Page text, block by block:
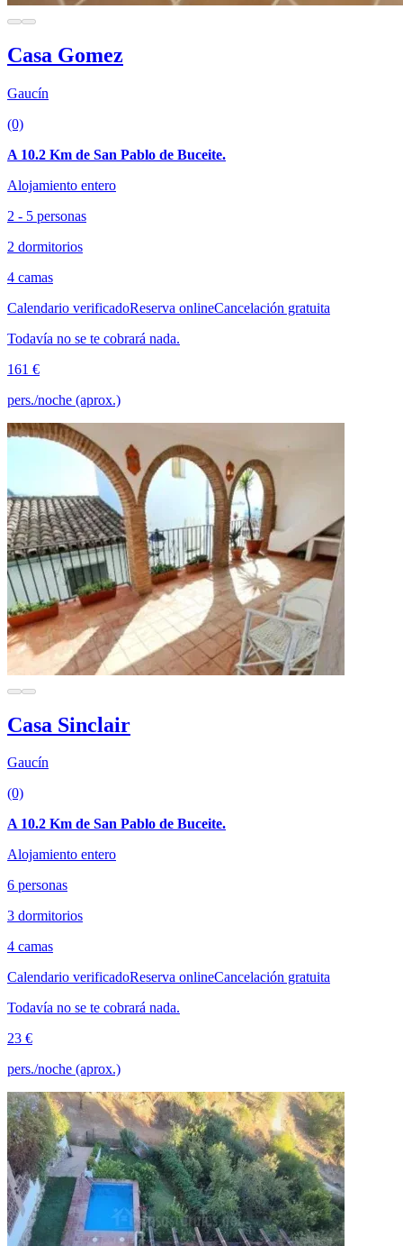
Casa Gomez
Gaucín
(0)
A 10.2 Km de San Pablo de Buceite.
Alojamiento entero
2 - 5 personas
2 dormitorios
4 camas
Calendario verificadoReserva onlineCancelación gratuita
Todavía no se te cobrará nada.
161 €
pers./noche (aprox.)
Casa Sinclair
Gaucín
(0)
A 10.2 Km de San Pablo de Buceite.
Alojamiento entero
6 personas
3 dormitorios
4 camas
Calendario verificadoReserva onlineCancelación gratuita
Todavía no se te cobrará nada.
23 €
pers./noche (aprox.)